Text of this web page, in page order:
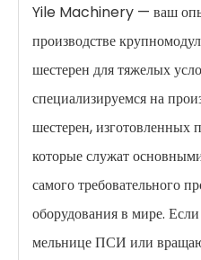
Yile Machinery — ваш
производстве
шестерен для тяжелых
специализируемся на
шестерен, изготовленных
которые служат
самого требовательного
оборудования в мире.
мельнице ПСИ или